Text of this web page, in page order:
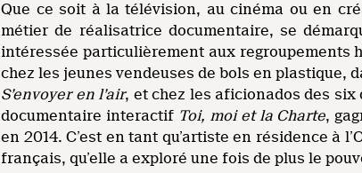
Que ce soit à la télévision, au cinéma ou en
métier de réalisatrice documentaire, se
intéressée particulièrement aux regroupements
chez les jeunes vendeuses de bols en plastique,
S’envoyer en l’air, et chez les aficionados des six
documentaire interactif Toi, moi et la Charte,
en 2014. C’est en tant qu’artiste en résidence à
français, qu’elle a exploré une fois de plus le